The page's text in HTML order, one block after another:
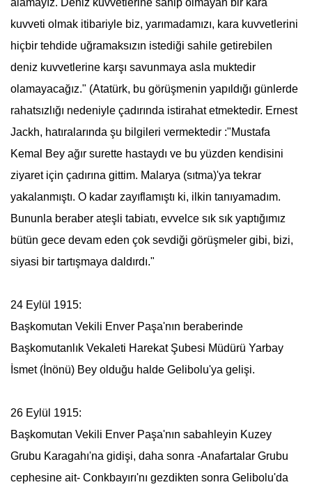
alamayız. Deniz kuvvetlerine sahip olmayan bir kara
kuvveti olmak itibariyle biz, yarımadamızı, kara kuvvetlerini
hiçbir tehdide uğramaksızın istediği sahile getirebilen
deniz kuvvetlerine karşı savunmaya asla muktedir
olamayacağız." (Atatürk, bu görüşmenin yapıldığı günlerde
rahatsızlığı nedeniyle çadırında istirahat etmektedir. Ernest
Jackh, hatıralarında şu bilgileri vermektedir :"Mustafa
Kemal
Bey ağır surette hastaydı ve bu yüzden kendisini
ziyaret için çadırına gittim. Malarya (sıtma)'ya tekrar
yakalanmıştı. O kadar zayıflamıştı ki, ilkin tanıyamadım.
Bununla beraber ateşli tabiatı, evvelce sık sık yaptığımız
bütün gece devam eden çok sevdiği görüşmeler gibi, bizi,
siyasi bir tartışmaya daldırdı."
24 Eylül 1915:
Başkomutan Vekili Enver Paşa'nın beraberinde
Başkomutanlık Vekaleti Harekat Şubesi Müdürü Yarbay
İsmet (İnönü) Bey olduğu halde Gelibolu'ya gelişi.
26 Eylül 1915:
Başkomutan Vekili Enver Paşa'nın sabahleyin Kuzey
Grubu Karagahı'na gidişi, daha sonra -Anafartalar Grubu
cephesine ait- Conkbayırı'nı gezdikten sonra Gelibolu'da